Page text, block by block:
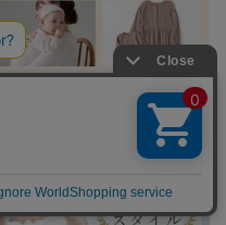
新生児からの親子お揃いコーデ